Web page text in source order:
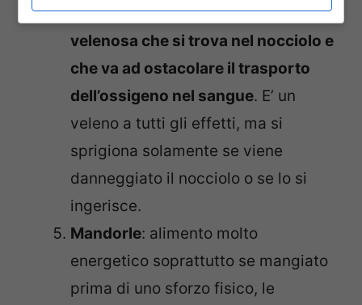
tratta di una sostanza molto
velenosa che si trova nel nocciolo e
che va ad ostacolare il trasporto
dell’ossigeno nel sangue. E’ un
veleno a tutti gli effetti, ma si
sprigiona solamente se viene
danneggiato il nocciolo o se lo si
ingerisce.
Mandorle: alimento molto
energetico soprattutto se mangiato
prima di uno sforzo fisico, le